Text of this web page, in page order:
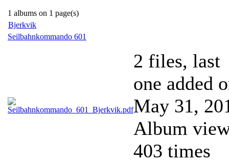
1 albums on 1 page(s)
Bjerkvik
Seilbahnkommando 601
2 files, last
one added
May 31,
Album
403 times